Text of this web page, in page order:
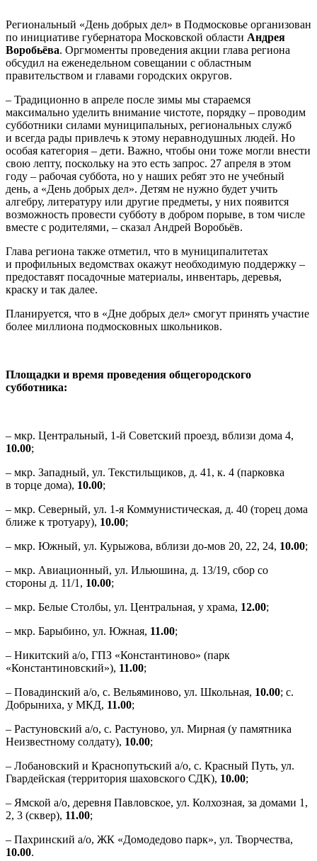
Региональный «День добрых дел» в Подмосковье организован
по инициативе губернатора Московской области Андрея
Воробьёва. Оргмоменты проведения акции глава региона
обсудил на еженедельном совещании с областным
правительством и главами городских округов.
– Традиционно в апреле после зимы мы стараемся
максимально уделить внимание чистоте, порядку – проводим
субботники силами муниципальных, региональных служб
и всегда рады привлечь к этому неравнодушных людей. Но
особая категория – дети. Важно, чтобы они тоже могли внести
свою лепту, поскольку на это есть запрос. 27 апреля в этом
году – рабочая суббота, но у наших ребят это не учебный
день, а «День добрых дел». Детям не нужно будет учить
алгебру, литературу или другие предметы, у них появится
возможность провести субботу в добром порыве, в том числе
вместе с родителями, – сказал Андрей Воробьёв.
Глава региона также отметил, что в муниципалитетах
и профильных ведомствах окажут необходимую поддержку –
предоставят посадочные материалы, инвентарь, деревья,
краску и так далее.
Планируется, что в «Дне добрых дел» смогут принять участие
более миллиона подмосковных школьников.
Площадки и время проведения общегородского
субботника:
– мкр. Центральный, 1-й Советский проезд, вблизи дома 4,
10.00;
– мкр. Западный, ул. Текстильщиков, д. 41, к. 4 (парковка
в торце дома), 10.00;
– мкр. Северный, ул. 1-я Коммунистическая, д. 40 (торец дома
ближе к тротуару), 10.00;
– мкр. Южный, ул. Курыжова, вблизи до-мов 20, 22, 24, 10.00;
– мкр. Авиационный, ул. Ильюшина, д. 13/19, сбор со
стороны д. 11/1, 10.00;
– мкр. Белые Столбы, ул. Центральная, у храма, 12.00;
– мкр. Барыбино, ул. Южная, 11.00;
– Никитский а/о, ГПЗ «Константиново» (парк
«Константиновский»), 11.00;
– Повадинский а/о, с. Вельяминово, ул. Школьная, 10.00; с.
Добрыниха, у МКД, 11.00;
– Растуновский а/о, с. Растуново, ул. Мирная (у памятника
Неизвестному солдату), 10.00;
– Лобановский и Краснопутьский а/о, с. Красный Путь, ул.
Гвардейская (территория шаховского СДК), 10.00;
– Ямской а/о, деревня Павловское, ул. Колхозная, за домами 1,
2, 3 (сквер), 11.00;
– Пахринский а/о, ЖК «Домодедово парк», ул. Творчества,
10.00.